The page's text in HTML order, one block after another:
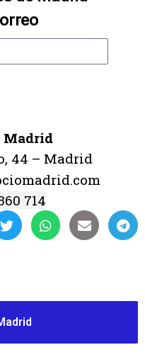
Madrid
44 – Madrid
714